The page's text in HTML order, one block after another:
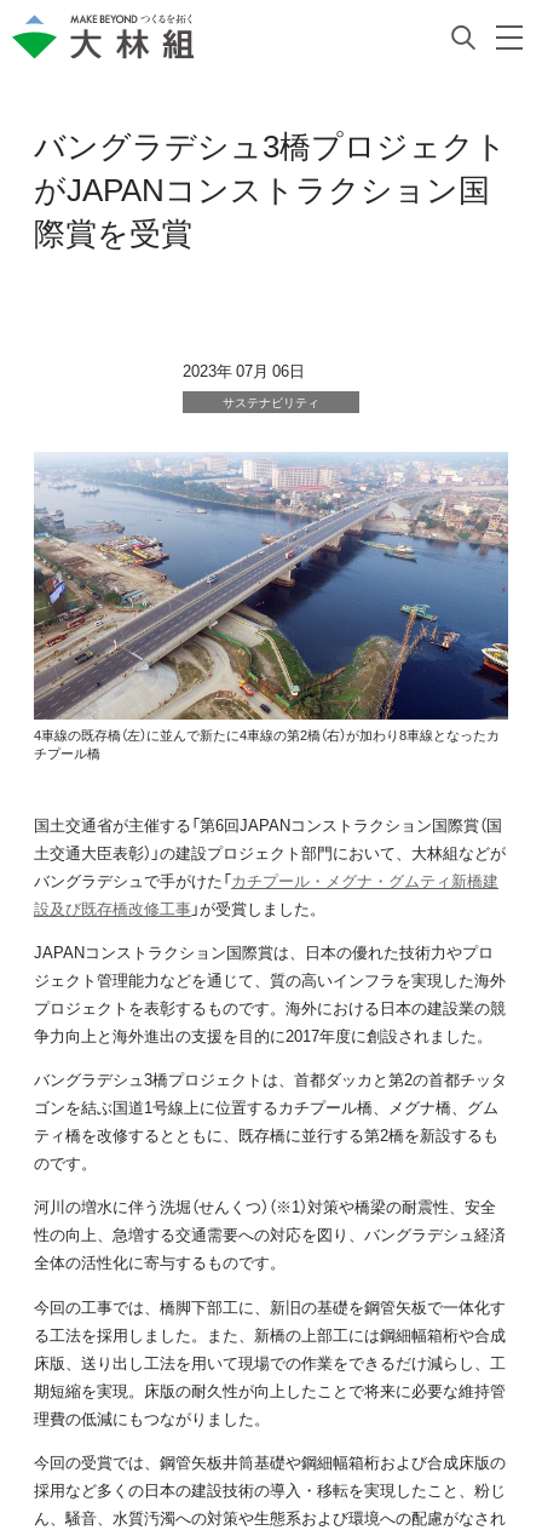
バングラデシュ3橋プロジェクト
がJAPANコンストラクション国
際賞を受賞
2023年 07月 06日
サステナビリティ
4車線の既存橋（左）に並んで新たに4車線の第2橋（右）が加わり8車線となったカ
チプール橋
国土交通省が主催する「第6回JAPANコンストラクション国際賞（国
土交通大臣表彰）」の建設プロジェクト部門において、大林組などが
バングラデシュで手がけた「カチプール・メグナ・グムティ新橋建
設及び既存橋改修工事」が受賞しました。
JAPANコンストラクション国際賞は、日本の優れた技術力やプロ
ジェクト管理能力などを通じて、質の高いインフラを実現した海外
プロジェクトを表彰するものです。海外における日本の建設業の競
争力向上と海外進出の支援を目的に2017年度に創設されました。
バングラデシュ3橋プロジェクトは、首都ダッカと第2の首都チッタ
ゴンを結ぶ国道1号線上に位置するカチプール橋、メグナ橋、グム
ティ橋を改修するとともに、既存橋に並行する第2橋を新設するも
のです。
河川の増水に伴う洗堀（せんくつ）（※1）対策や橋梁の耐震性、安全
性の向上、急増する交通需要への対応を図り、バングラデシュ経済
全体の活性化に寄与するものです。
今回の工事では、橋脚下部工に、新旧の基礎を鋼管矢板で一体化す
る工法を採用しました。また、新橋の上部工には鋼細幅箱桁や合成
床版、送り出し工法を用いて現場での作業をできるだけ減らし、工
期短縮を実現。床版の耐久性が向上したことで将来に必要な維持管
理費の低減にもつながりました。
今回の受賞では、鋼管矢板井筒基礎や鋼細幅箱桁および合成床版の
採用など多くの日本の建設技術の導入・移転を実現したこと、粉じ
ん、騒音、水質汚濁への対策や生態系および環境への配慮がなされ